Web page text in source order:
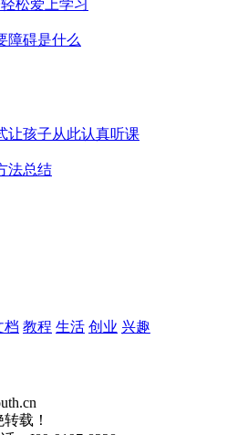
连续21天每天带领孩子练习坐
做起。
些，发言时只要提醒孩子注意回
亮就足够了。
松爱上学习
障碍是什么
让孩子从此认真听课
法总结
档 教程 生活 创业 兴趣
载！